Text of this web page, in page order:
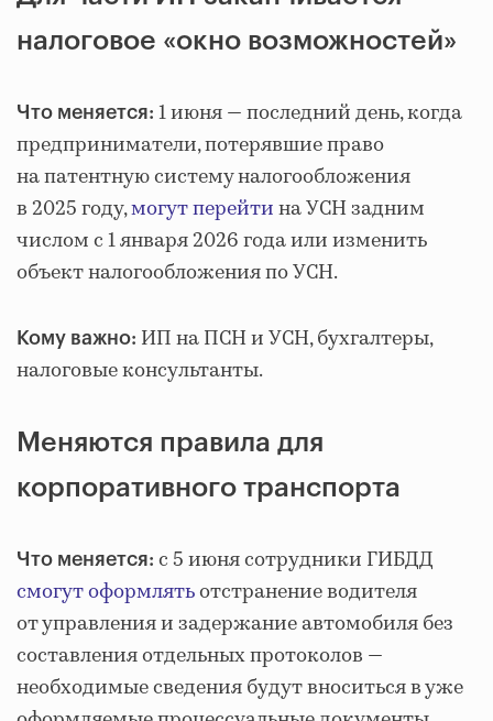
налоговое «окно возможностей»
Что меняется: 1 июня — последний день, когда
предприниматели, потерявшие право
на патентную систему налогообложения
в 2025 году,могут перейтина УСН задним
числом с 1 января 2026 года или изменить
объект налогообложения по УСН.
Кому важно: ИП на ПСН и УСН, бухгалтеры,
налоговые консультанты.
Меняются правила для
корпоративного транспорта
Что меняется: с 5 июня сотрудники ГИБДД
смогут оформлятьотстранение водителя
от управления и задержание автомобиля без
составления отдельных протоколов —
необходимые сведения будут вноситься в уже